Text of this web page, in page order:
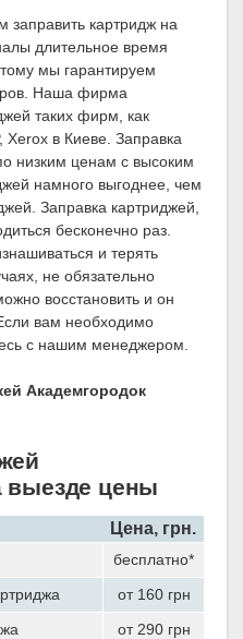
заправить картридж на
длительное время
мы гарантируем
Наша фирма
таких фирм, как
Xerox в Киеве. Заправка
низким ценам с высоким
намного выгоднее, чем
Заправка картриджей,
бесконечно раз.
и терять
не обязательно
восстановить и он
вам необходимо
с нашим менеджером.
Академгородок
выезде цены
Цена, грн.
бесплатно*
от 160 грн
от 290 грн